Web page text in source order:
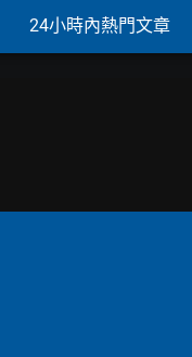
24小時內熱門文章